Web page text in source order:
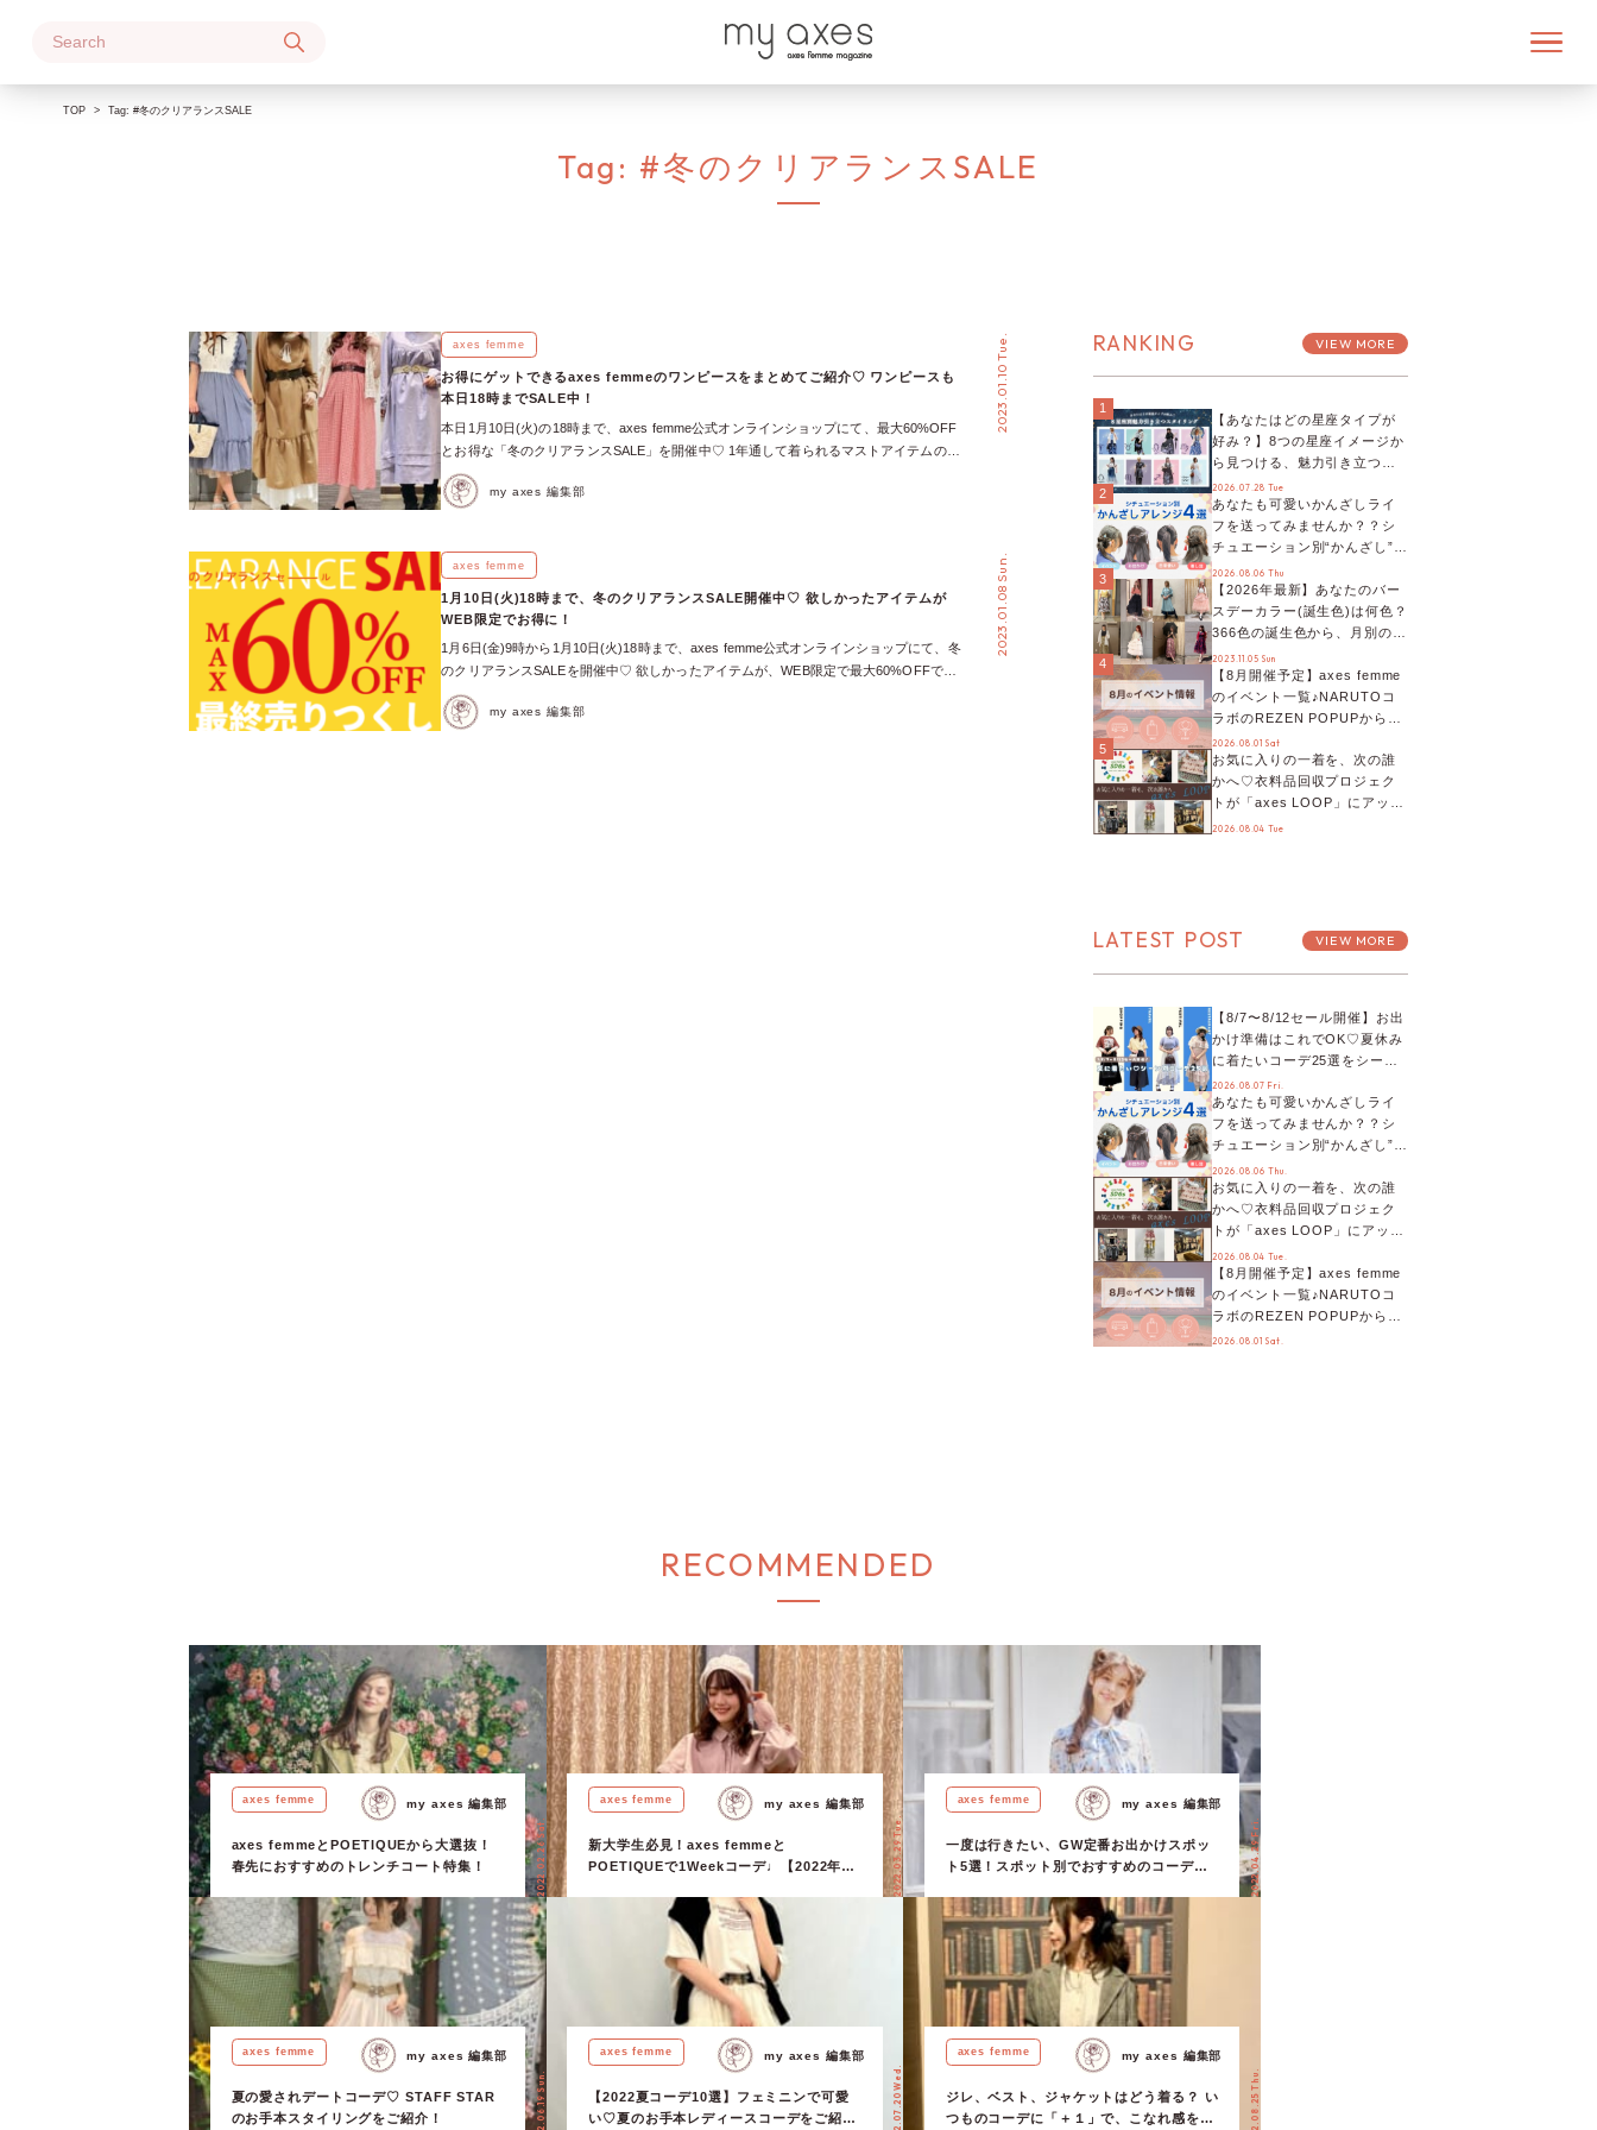
TOP Tag:#冬のクリアランスSALE
Tag: #冬のクリアランスSALE
axes femme
お得にゲットできるaxes femmeのワンピースをまとめてご紹介♡ ワンピースも
本日18時までSALE中！
本日1月10日(火)の18時まで、axes femme公式オンラインショップにて、最大60%OFF
とお得な「冬のクリアランスSALE」を開催中♡ 1年通して着られるマストアイテムのワ
ンピースまでSALE対象となっている、見逃せないチャンスとなっております♪ 今回は、
SALEでお得にゲットできるaxes femmeのワンピースを、人気スタッフのコーデでご紹
ル柄ワンピース 【40%OFF!!】シアーストライプワンピース 【50%OFF!!】ドッキング
【50%OFF!!】スカーフ×レジメシャツワンピース 今回紹介したワンピース以外にも、た
くさんのSALEアイテムが目白押し♪ SALEは本日1月10日(火)の18時までなので、今すぐ
チェック！ 冬のクリアランスSALEの特設ページをチェックして、掘り出し物を見つけて
みて♡
my axes 編集部
2023.01.10 Tue.
axes femme
1月10日(火)18時まで、冬のクリアランスSALE開催中♡ 欲しかったアイテムが
WEB限定でお得に！
1月6日(金)9時から1月10日(火)18時まで、axes femme公式オンラインショップにて、冬
のクリアランスSALEを開催中♡ 欲しかったアイテムが、WEB限定で最大60%OFFで手
に入るお得な機会となっております♪ 今回は、冬のクリアランスSALEの対象アイテムの
中から、注目のアイテムをご紹介！ 冬のクリアランスSALE、おすすめの30%OFFアイ
my axes 編集部
2023.01.08 Sun.
RECOMMENDED
axes femme
axes femmeとPOETIQUEから大選抜！
春先におすすめのトレンチコート特集！
2022.02.26 Sat.
my axes 編集部 axes femme
新大学生必見！axes femmeと
POETIQUEで1Weekコーデ♩【2022年
2022.03.29 Tue.
my axes 編集部 axes femme
一度は行きたい、GW定番お出かけスポッ
ト5選！スポット別でおすすめのコーデも
2022.04.29 Fri.
my axes 編集部
axes femme
夏の愛されデートコーデ♡ STAFF STAR
のお手本スタイリングをご紹介！
2022.06.19 Sun.
my axes 編集部 axes femme
【2022夏コーデ10選】フェミニンで可愛
い♡夏のお手本レディースコーデをご紹
2022.07.20 Wed.
my axes 編集部 axes femme
ジレ、ベスト、ジャケットはどう着る？ い
つものコーデに「＋１」で、こなれ感を演
2022.08.25 Thu.
my axes 編集部
RANKING VIEW MORE
1
【あなたはどの星座タイプが
好み？】8つの星座イメージか
ら見つける、魅力引き立つス
タイリング♡
2026.07.28 Tue
2
あなたも可愛いかんざしライ
フを送ってみませんか？？シ
チュエーション別“かんざし”の
オススメ【ショップスタッフ
編集部】
2026.08.06 Thu
3
【2026年最新】あなたのバー
スデーカラー(誕生色)は何色？
366色の誕生色から、月別の誕
生色、バースデーカラーコー
デまでご紹介♡
2023.11.05 Sun
4
【8月開催予定】axes femme
のイベント一覧♪NARUTOコ
ラボのREZEN POPUPから、
プチYour Stage.、ティーパー
ティまで！8月の特別なイベン
トをチェック◎
2026.08.01 Sat
5
お気に入りの一着を、次の誰
かへ♡衣料品回収プロジェク
トが「axes LOOP」にアップ
デート！活用するとポイント
2026.08.04 Tue
LATEST POST VIEW MORE
【8/7〜8/12セール開催】お出
かけ準備はこれでOK♡夏休み
に着たいコーデ25選をシーン
別に徹底解説！
2026.08.07 Fri.
あなたも可愛いかんざしライ
フを送ってみませんか？？シ
チュエーション別“かんざし”の
オススメ【ショップスタッフ
編集部】
2026.08.06 Thu.
お気に入りの一着を、次の誰
かへ♡衣料品回収プロジェク
トが「axes LOOP」にアップ
デート！活用するとポイント
が手に入る◎
2026.08.04 Tue.
【8月開催予定】axes femme
のイベント一覧♪NARUTOコ
ラボのREZEN POPUPから、
プチYour Stage.、ティーパー
2026.08.01 Sat.